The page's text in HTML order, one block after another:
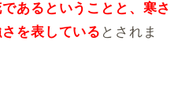
あるということと、寒さ
を表している とされま